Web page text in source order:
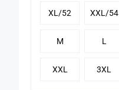
XL/52 XXL/54
M L
XXL 3XL